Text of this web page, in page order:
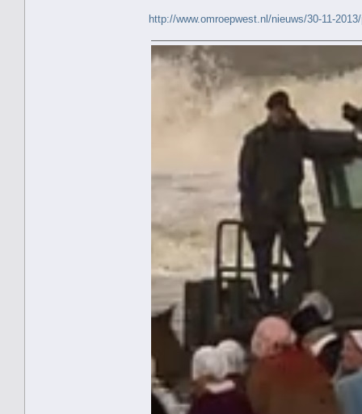
http://www.omroepwest.nl/nieuws/30-11-